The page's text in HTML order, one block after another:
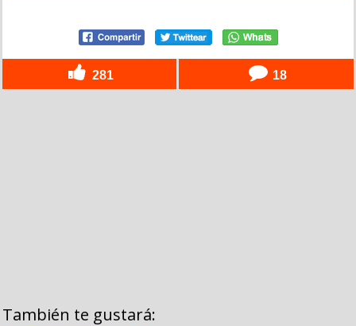
281 18
También te gustará: